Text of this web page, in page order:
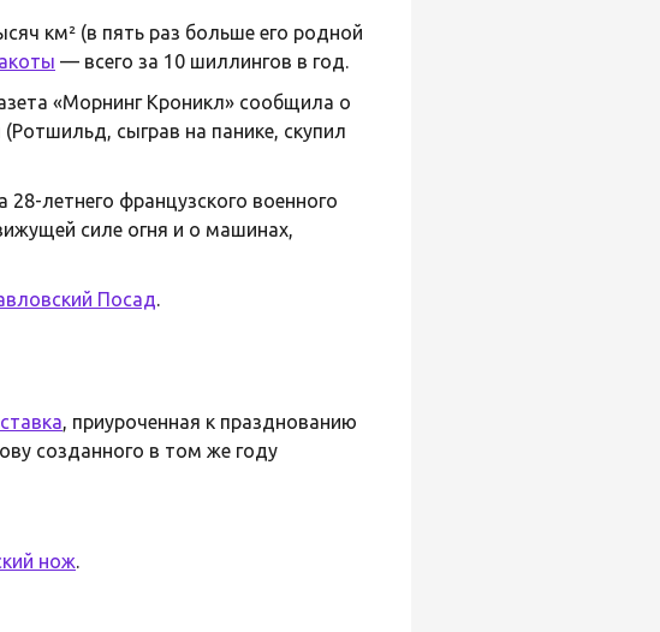
км² (в пять раз больше его родной
— всего за 10 шиллингов в год.
«Морнинг Кроникл» сообщила о
сыграв на панике, скупил
28-летнего французского военного
силе огня и о машинах,
Посад.
, приуроченная к празднованию
созданного в том же году
нож.